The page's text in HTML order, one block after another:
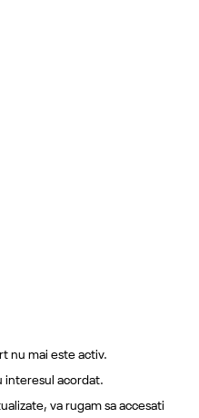
nu mai este activ.
interesul acordat.
va rugam sa accesati